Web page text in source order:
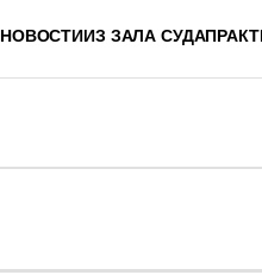
НОВОСТИИЗ ЗАЛА СУДА